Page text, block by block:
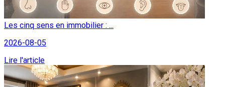
Les cinq sens en immobilier : ...
2026-08-05
Lire l'article